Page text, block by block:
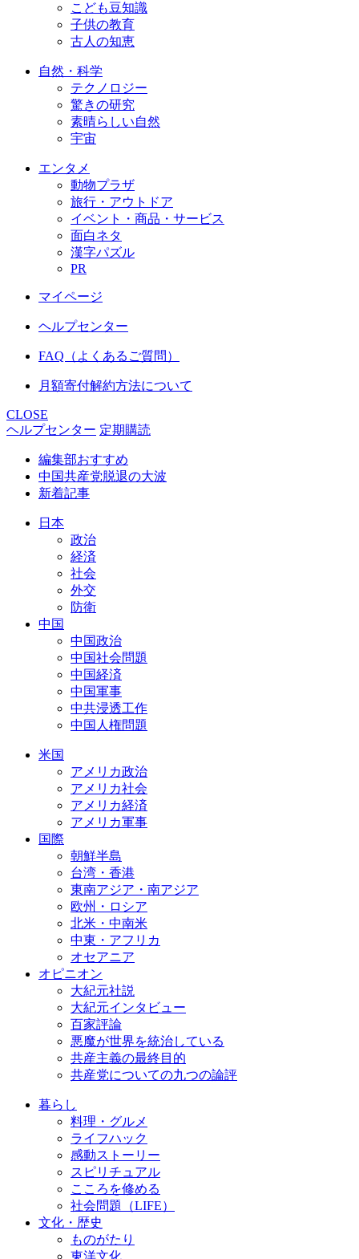
こども豆知識
子供の教育
古人の知恵
自然・科学
テクノロジー
驚きの研究
素晴らしい自然
宇宙
エンタメ
動物プラザ
旅行・アウトドア
イベント・商品・サービス
面白ネタ
漢字パズル
PR
マイページ
ヘルプセンター
FAQ（よくあるご質問）
月額寄付解約方法について
CLOSE
ヘルプセンター 定期購読
編集部おすすめ
中国共産党脱退の大波
新着記事
日本
政治
経済
社会
外交
防衛
中国
中国政治
中国社会問題
中国経済
中国軍事
中共浸透工作
中国人権問題
米国
アメリカ政治
アメリカ社会
アメリカ経済
アメリカ軍事
国際
朝鮮半島
台湾・香港
東南アジア・南アジア
欧州・ロシア
北米・中南米
中東・アフリカ
オセアニア
オピニオン
大紀元社説
大紀元インタビュー
百家評論
悪魔が世界を統治している
共産主義の最終目的
共産党についての九つの論評
暮らし
料理・グルメ
ライフハック
感動ストーリー
スピリチュアル
こころを修める
社会問題（LIFE）
文化・歴史
ものがたり